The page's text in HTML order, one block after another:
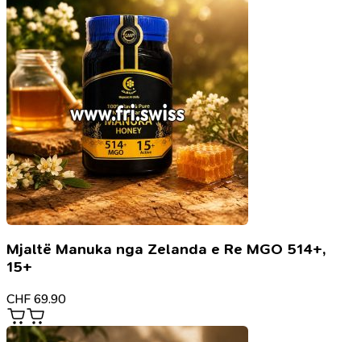
Mjaltë Manuka nga Zelanda e Re MGO 514+,
15+
CHF 69.90